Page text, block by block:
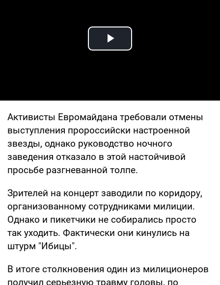
Play Video
Активисты Евромайдана требовали отмены
выступления пророссийски настроенной
звезды, однако руководство ночного
заведения отказало в этой настойчивой
просьбе разгневанной толпе.
Зрителей на концерт заводили по коридору,
организованному сотрудниками милиции.
Однако и пикетчики не собирались просто
так уходить. Фактически они кинулись на
штурм "Ибицы".
В итоге столкновения один из милиционеров
получил серьезную травму головы, по